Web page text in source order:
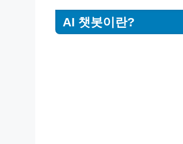
AI 챗봇이란?